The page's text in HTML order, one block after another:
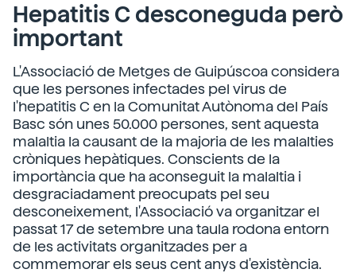
Hepatitis C desconeguda però
important
L'Associació de Metges de Guipúscoa considera
que les persones infectades pel virus de
l'hepatitis C en la Comunitat Autònoma del País
Basc són unes 50.000 persones, sent aquesta
malaltia la causant de la majoria de les malalties
cròniques hepàtiques. Conscients de la
importància que ha aconseguit la malaltia i
desgraciadament preocupats pel seu
desconeixement, l'Associació va organitzar el
passat 17 de setembre una taula rodona entorn
de les activitats organitzades per a
commemorar els seus cent anys d'existència.